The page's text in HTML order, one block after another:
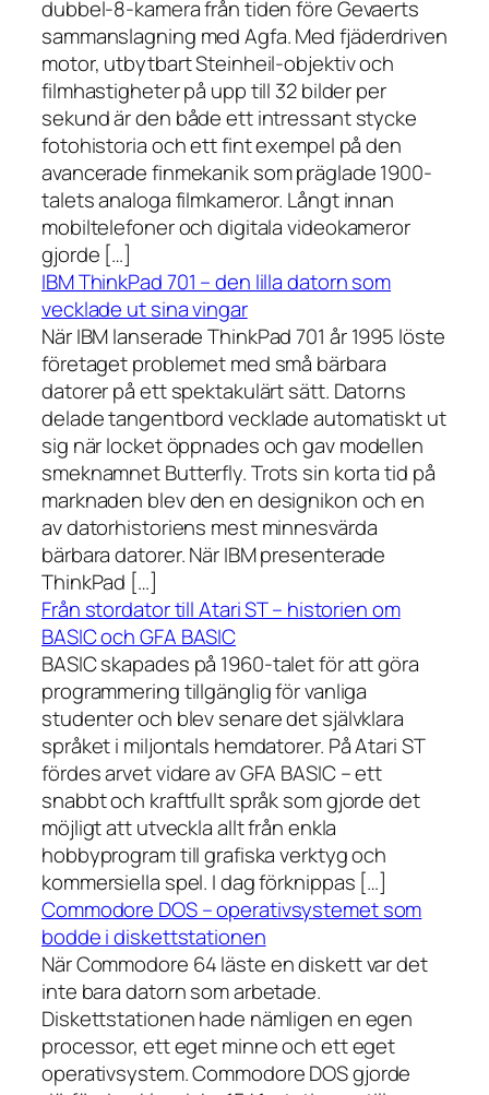
dubbel-8-kamera från tiden före Gevaerts
sammanslagning med Agfa. Med fjäderdriven
motor, utbytbart Steinheil-objektiv och
filmhastigheter på upp till 32 bilder per
sekund är den både ett intressant stycke
fotohistoria och ett fint exempel på den
avancerade finmekanik som präglade 1900-
talets analoga filmkameror. Långt innan
mobiltelefoner och digitala videokameror
gjorde […]
IBM ThinkPad 701 – den lilla datorn som
vecklade ut sina vingar
När IBM lanserade ThinkPad 701 år 1995 löste
företaget problemet med små bärbara
datorer på ett spektakulärt sätt. Datorns
delade tangentbord vecklade automatiskt ut
sig när locket öppnades och gav modellen
smeknamnet Butterfly. Trots sin korta tid på
marknaden blev den en designikon och en
av datorhistoriens mest minnesvärda
bärbara datorer. När IBM presenterade
ThinkPad […]
Från stordator till Atari ST – historien om
BASIC och GFA BASIC
BASIC skapades på 1960-talet för att göra
programmering tillgänglig för vanliga
studenter och blev senare det självklara
språket i miljontals hemdatorer. På Atari ST
fördes arvet vidare av GFA BASIC – ett
snabbt och kraftfullt språk som gjorde det
möjligt att utveckla allt från enkla
hobbyprogram till grafiska verktyg och
kommersiella spel. I dag förknippas […]
Commodore DOS – operativsystemet som
bodde i diskettstationen
När Commodore 64 läste en diskett var det
inte bara datorn som arbetade.
Diskettstationen hade nämligen en egen
processor, ett eget minne och ett eget
operativsystem. Commodore DOS gjorde